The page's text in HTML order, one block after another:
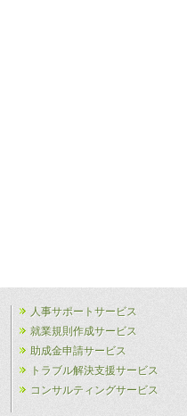
人事サポートサービス
就業規則作成サービス
助成金申請サービス
トラブル解決支援サービス
コンサルティングサービス